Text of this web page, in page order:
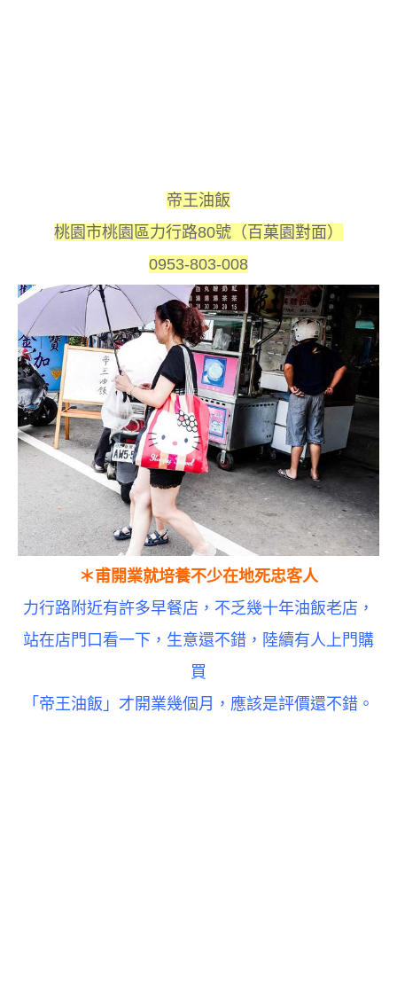
帝王油飯
桃園市桃園區力行路80號（百菓園對面）
0953-803-008
＊甫開業就培養不少在地死忠客人
力行路附近有許多早餐店，不乏幾十年油飯老店，
站在店門口看一下，生意還不錯，陸續有人上門購
買
「帝王油飯」才開業幾個月， 應該是評價還不錯。